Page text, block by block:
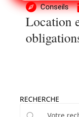
Conseils
Location
RECHERCHE